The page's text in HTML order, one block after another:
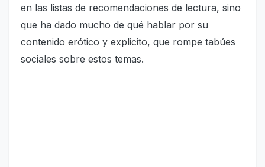
en las listas de recomendaciones de lectura, sino
que ha dado mucho de qué hablar por su
contenido erótico y explicito, que rompe tabúes
sociales sobre estos temas.